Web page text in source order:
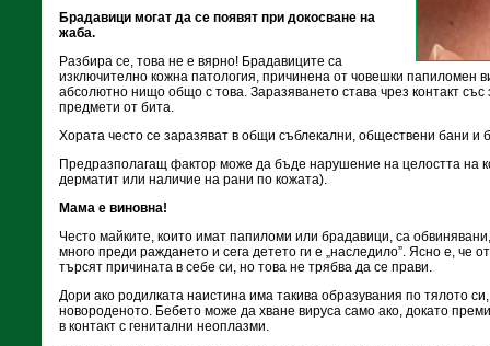
Брадавици могат да се появят при докосване на
жаба.
Разбира се, това не е вярно! Брадавиците са
изключително кожна патология, причинена от човешки папиломен
абсолютно нищо общо с това. Заразяването става чрез контакт
предмети от бита.
Хората често се заразяват в общи съблекални, обществени бани и
Предразполагащ фактор може да бъде нарушение на целостта на
дерматит или наличие на рани по кожата).
Мама е виновна!
Често майките, които имат папиломи или брадавици, са
много преди раждането и сега детето ги е „наследило”. Ясно е, че
търсят причината в себе си, но това не трябва да се прави.
Дори ако родилката наистина има такива образувания по тялото
новороденото. Бебето може да хване вируса само ако, докато
в контакт с генитални неоплазми.